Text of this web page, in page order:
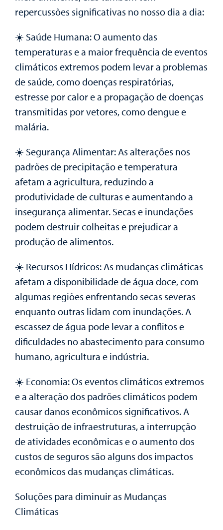
repercussões significativas no nosso dia a dia:
☀️ Saúde Humana: O aumento das
temperaturas e a maior frequência de eventos
climáticos extremos podem levar a problemas
de saúde, como doenças respiratórias,
estresse por calor e a propagação de doenças
transmitidas por vetores, como dengue e
malária.
☀️ Segurança Alimentar: As alterações nos
padrões de precipitação e temperatura
afetam a agricultura, reduzindo a
produtividade de culturas e aumentando a
insegurança alimentar. Secas e inundações
podem destruir colheitas e prejudicar a
produção de alimentos.
☀️ Recursos Hídricos: As mudanças climáticas
afetam a disponibilidade de água doce, com
algumas regiões enfrentando secas severas
enquanto outras lidam com inundações. A
escassez de água pode levar a conflitos e
dificuldades no abastecimento para consumo
humano, agricultura e indústria.
☀️ Economia: Os eventos climáticos extremos
e a alteração dos padrões climáticos podem
causar danos econômicos significativos. A
destruição de infraestruturas, a interrupção
de atividades econômicas e o aumento dos
custos de seguros são alguns dos impactos
econômicos das mudanças climáticas.
Soluções para diminuir as Mudanças
Climáticas